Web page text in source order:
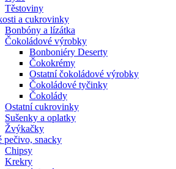
Těstoviny
a cukrovinky
Bonbóny a lízátka
Čokoládové výrobky
Bonboniéry Deserty
Čokokrémy
Ostatní čokoládové výrobky
Čokoládové tyčinky
Čokolády
Ostatní cukrovinky
Sušenky a oplatky
Žvýkačky
pečivo, snacky
Chipsy
Krekry